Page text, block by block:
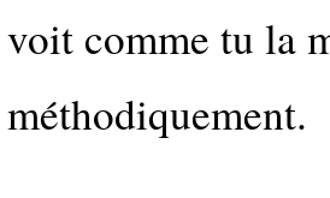
voit comme tu la
méthodiquement.